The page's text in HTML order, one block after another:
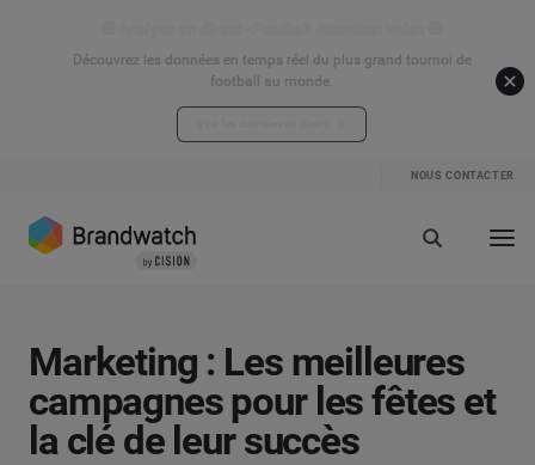
Découvrez les données en temps réel du plus grand tournoi de
football au monde.
NOUS CONTACTER
Marketing : Les meilleures
campagnes pour les fêtes et
la clé de leur succès